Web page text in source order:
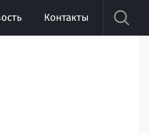
Контакты